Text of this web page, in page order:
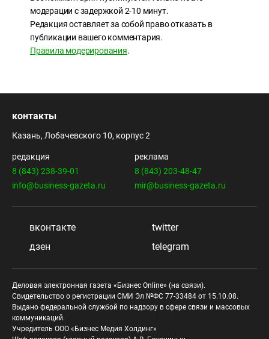
модерации с задержкой 2-10 минут.
Редакция оставляет за собой право отказать в
публикации вашего комментария.
Правила модерирования.
контакты
Казань, Лобачевского 10, корпус 2
редакция
8 (843) 238-39-01
info@business-gazeta.ru
реклама
8 (843) 203-48-47
mir@business-gazeta.ru
вконтакте
twitter
дзен
telegram
Деловая электронная газета «Бизнес Online» (на связи).
Свидетельство о регистрации СМИ Эл №ФС 77-33484 от 15.10.08.
Выдано федеральной службой по надзору в сфере связи и массовых
коммуникаций.
Учредитель ООО «Бизнес Медия Холдинг»